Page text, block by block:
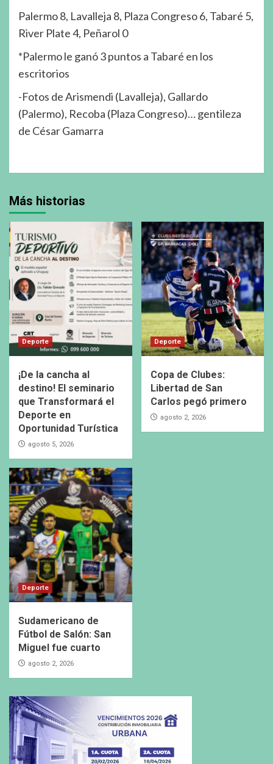
Palermo 8, Lavalleja 8, Plaza Congreso 6, Tabaré 5,
River Plate 4, Peñarol 0
*Palermo le ganó 3 puntos a Tabaré en los
escritorios
-Fotos de Arismendi (Lavalleja), Gallardo
(Palermo), Recoba (Plaza Congreso)… gentileza
de César Gamarra
Más historias
Deporte
¡De la cancha al
destino! El seminario
que Transformará el
Deporte en
Oportunidad Turística
agosto 5, 2026
Deporte
Copa de Clubes:
Libertad de San
Carlos pegó primero
agosto 2, 2026
Deporte
Sudamericano de
Fútbol de Salón: San
Miguel fue cuarto
agosto 2, 2026